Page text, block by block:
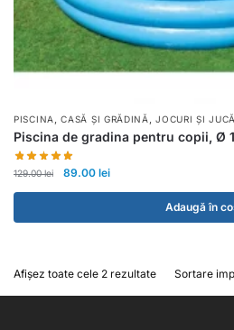
PISCINA ,CASĂ ȘI GRĂDINĂ ,JOCURI ȘI
Piscina de gradina pentru copii, Ø
129.00lei 89.00 lei
Adaugă în
Afișez toate cele 2 rezultate